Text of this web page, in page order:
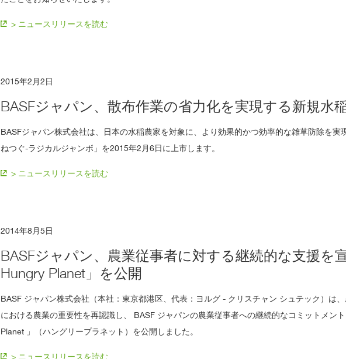
> ニュースリリースを読む
2015年2月2日
BASFジャパン、散布作業の省力化を実現する新規水
BASFジャパン株式会社は、日本の水稲農家を対象に、より効果的かつ効率的な雑草防除を実
ねつぐ‐ラジカルジャンボ」を2015年2月6日に上市します。
> ニュースリリースを読む
2014年8月5日
BASFジャパン、農業従事者に対する継続的な支援を
Hungry Planet」を公開
BASF ジャパン株式会社（本社：東京都港区、代表：ヨルグ - クリスチャン シュテック）は
における農業の重要性を再認識し、 BASF ジャパンの農業従事者への継続的なコミットメン
Planet 」（ハングリープラネット）を公開しました。
> ニュースリリースを読む